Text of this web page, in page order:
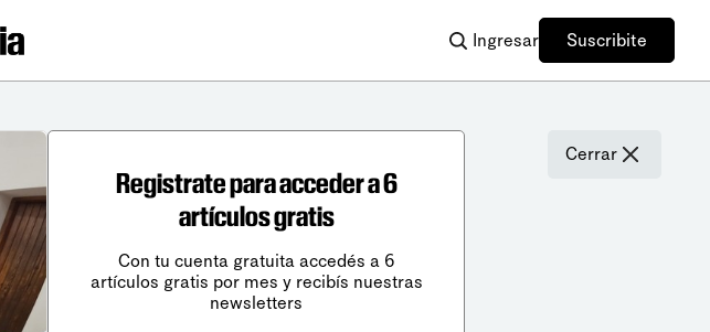
Ingresar Suscribite
Cerrar
Registrate para acceder a 6
artículos gratis
Con tu cuenta gratuita accedés a 6
artículos gratis por mes y recibís nuestras
newsletters